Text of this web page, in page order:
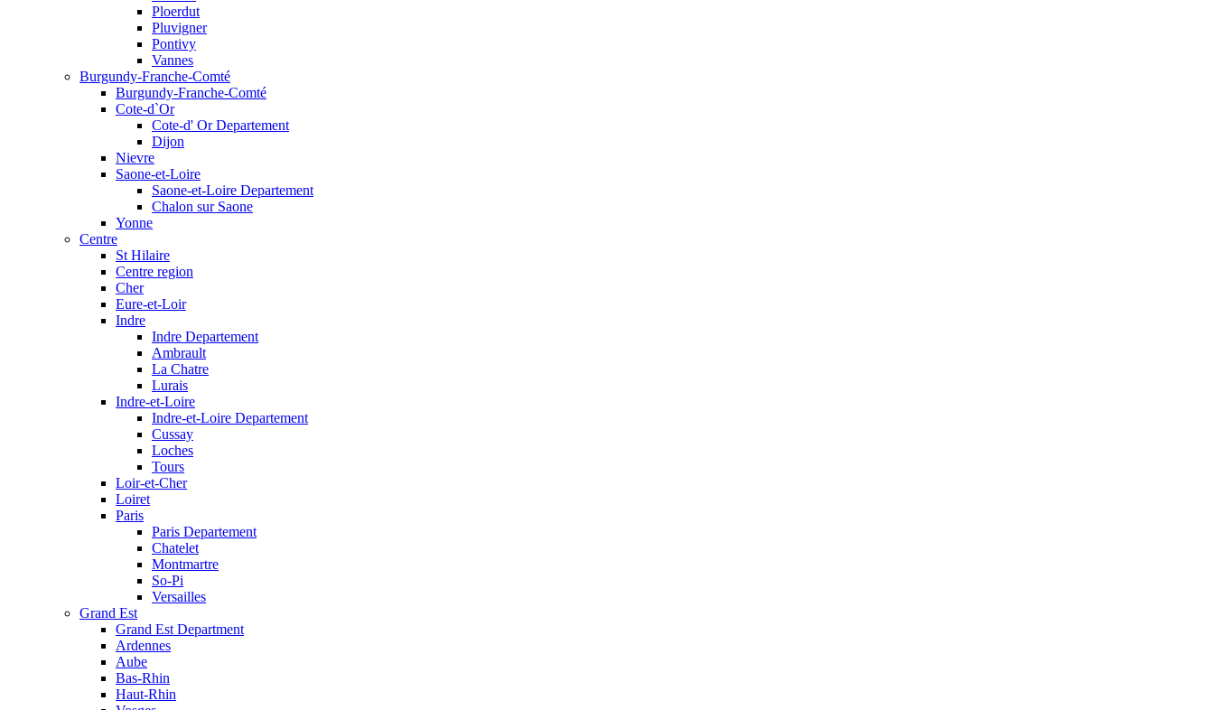
Ploerdut
Pluvigner
Pontivy
Vannes
Burgundy-Franche-Comté
Burgundy-Franche-Comté
Cote-d`Or
Cote-d' Or Departement
Dijon
Nievre
Saone-et-Loire
Saone-et-Loire Departement
Chalon sur Saone
Yonne
Centre
St Hilaire
Centre region
Cher
Eure-et-Loir
Indre
Indre Departement
Ambrault
La Chatre
Lurais
Indre-et-Loire
Indre-et-Loire Departement
Cussay
Loches
Tours
Loir-et-Cher
Loiret
Paris
Paris Departement
Chatelet
Montmartre
So-Pi
Versailles
Grand Est
Grand Est Department
Ardennes
Aube
Bas-Rhin
Haut-Rhin